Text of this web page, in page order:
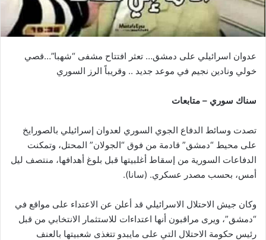
عدوان اسرائيلي على دمشق… تعثر افتتاح مشفى “شهبا”…قصي
خولي ونادين نجيم في موعد جديد .. وقريباً الرز السوري
سناك سوري – متابعات
تصدت وسائط الدفاع الجوي السوري لعدوان إسرائيلي بالصورايخ
على محيط “دمشق” قادمة من فوق “الجولان” المحتل، وتمكنت
الدفاعات السورية من إسقاط أغلبيتها قبل بلوغ أهدافها، منتصف ليل
أمس، بحسب مصدر عسكري. (سانا).
وكان جيش الاحتلال الاسرائيلي قد أعلن عن الاعتداء على مواقع في
“دمشق”، ويرى مراقبون أنها اعتداءات للاستثمار الانتخابي من قبل
رئيس حكومة الاحتلال التي على مايبدو تتغذى شعبيتها بالعنف